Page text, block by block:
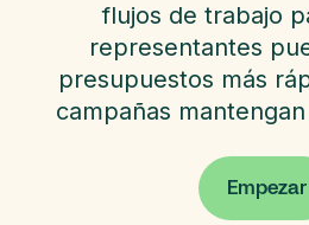
flujos de trabajo
representantes
presupuestos más
campañas
Empezar